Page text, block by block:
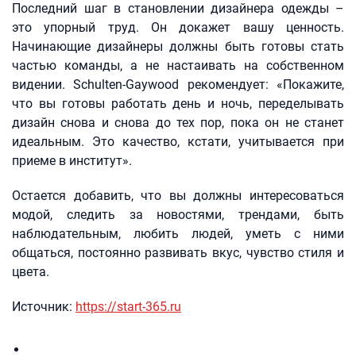
Последний шаг в становлении дизайнера одежды –
это упорный труд. Он докажет вашу ценность.
Начинающие дизайнеры должны быть готовы стать
частью команды, а не настаивать на собственном
видении. Schulten-Gaywood рекомендует: «Покажите,
что вы готовы работать день и ночь, переделывать
дизайн снова и снова до тех пор, пока он не станет
идеальным. Это качество, кстати, учитывается при
приеме в институт».
Остается добавить, что вы должны интересоваться
модой, следить за новостями, трендами, быть
наблюдательным, любить людей, уметь с ними
общаться, постоянно развивать вкус, чувство стиля и
цвета.
Источник: https://start-365.ru